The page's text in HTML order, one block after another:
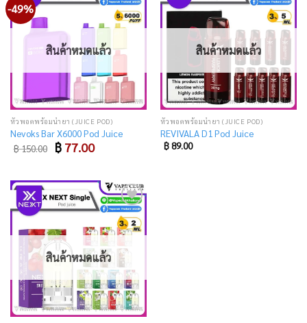
-49%
Add
to
wishlist
สินค้าหมดแล้ว
หัวพอตพร้อมน้ำยา (JUICE POD)
Nevoks Bar X6000 Pod Juice
฿150.00 Original
price
฿ 77.00Current
price
Add
to
wishlist
สินค้าหมดแล้ว
หัวพอตพร้อมน้ำยา (JUICE POD)
REVIVALA D1 Pod Juice
฿89.00
Add
to
wishlist
สินค้าหมดแล้ว